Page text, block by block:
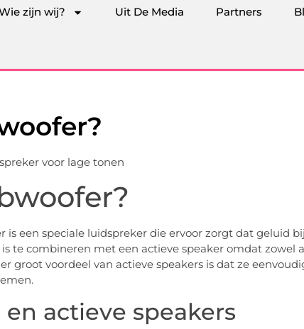
zijn wij? Uit De Media Partners
is een speciale luidspreker die ervoor zorgt dat geluid
te combineren met een actieve speaker omdat zowel
groot voordeel van actieve speakers is dat ze
actieve speakers